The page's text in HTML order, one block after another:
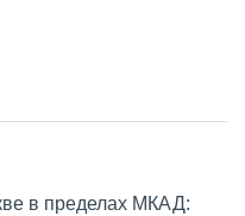
в пределах МКАД: